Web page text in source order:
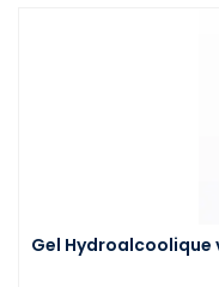
Gel Hydroalcoolique